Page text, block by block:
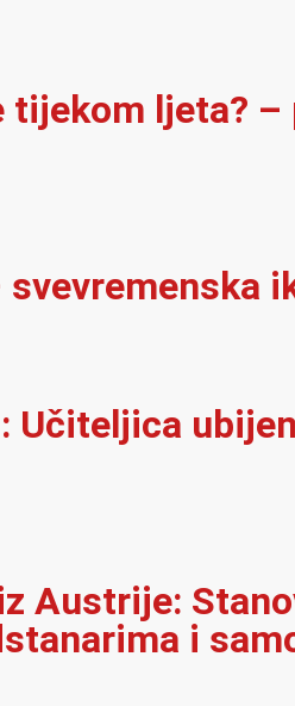
ljeta?
Učiteljica
Austrije:
i